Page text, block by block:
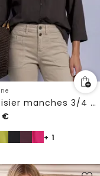
Chemisier manches 3/4 à col fendu
€
+ 1